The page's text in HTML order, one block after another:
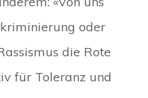
oder
die Rote
für Toleranz und